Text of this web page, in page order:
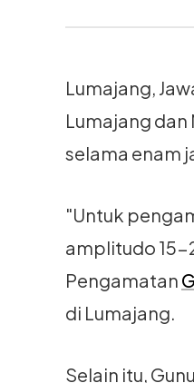
Lumajang,
Lumajang
selama enam
"Untuk
amplitudo 15-
Pengamatan
di Lumajang.
Selain itu,